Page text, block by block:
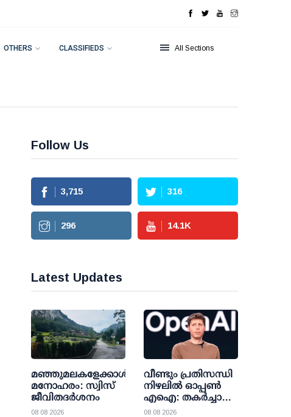
OTHERS CLASSIFIEDS All Sections
Follow Us
3,715 316
296 14.1K
Latest Updates
മഞ്ഞുമലകളേക്കാൾ
മനോഹരം: സ്വിസ്
ജീവിതദർശനം
08 08 2026
വീണ്ടും പ്രതിസന്ധി
നിഴലില്‍ ഓപ്പണ്‍
എഐ: തകര്‍ച്ചാ
മുന്നറിയിപ്പുകളെ
08 08 2026